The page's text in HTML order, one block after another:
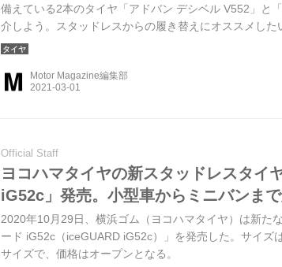
備えている2本のタイヤ「アドバン デシベル V552」と
介しよう。スタッドレスからの履き替えにオススメした
Motor Magazine編集部
Official Staff
ヨコハマタイヤの新スタッドレスタイ
iG52c」発売。小型車からミニバンま
2020年10月29日、横浜ゴム（ヨコハマタイヤ）は新た
ード iG52c（iceGUARD iG52c）」を発売した。サイズ
サイズで、価格はオープンとなる。